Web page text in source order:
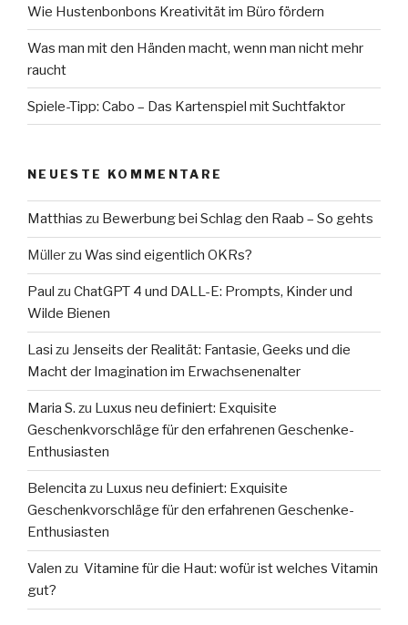
Wie Hustenbonbons Kreativität im Büro fördern
Was man mit den Händen macht, wenn man nicht mehr
raucht
Spiele-Tipp: Cabo – Das Kartenspiel mit Suchtfaktor
NEUESTE KOMMENTARE
Matthias zu Bewerbung bei Schlag den Raab – So gehts
Müllerzu Was sind eigentlich OKRs?
Paul zu ChatGPT 4 und DALL-E: Prompts, Kinder und
Wilde Bienen
Lasi zu Jenseits der Realität: Fantasie, Geeks und die
Macht der Imagination im Erwachsenenalter
Maria S. zu Luxus neu definiert: Exquisite
Geschenkvorschläge für den erfahrenen Geschenke-
Enthusiasten
Belencita zu Luxus neu definiert: Exquisite
Geschenkvorschläge für den erfahrenen Geschenke-
Enthusiasten
Valen zu Vitamine für die Haut: wofür ist welches Vitamin
gut?